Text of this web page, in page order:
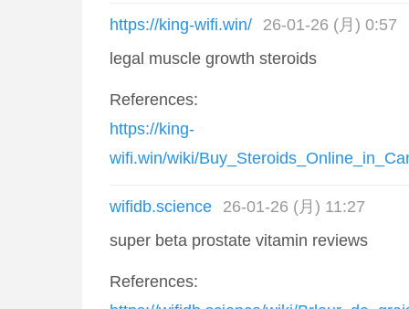
https://king-wifi.win/
26-01-26 (月) 0:57
legal muscle growth steroids
References:
https://king-
wifi.win/wiki/
wifidb.science
26-01-26 (月) 11:27
super beta prostate vitamin reviews
References: